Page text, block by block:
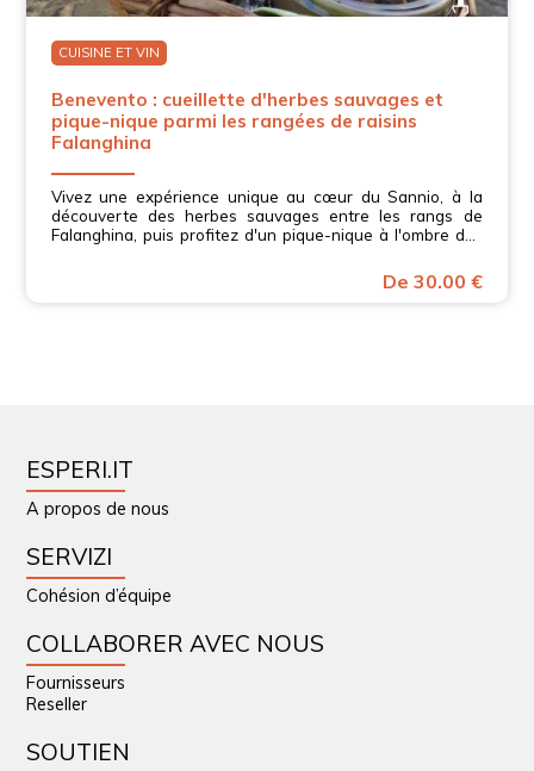
CUISINE ET VIN
Benevento : cueillette d'herbes sauvages et
pique-nique parmi les rangées de raisins
Falanghina
Vivez une expérience unique au cœur du Sannio, à la
découverte des herbes sauvages entre les rangs de
Falanghina, puis profitez d'un pique-nique à l'ombre des
De 30.00 €
ESPERI.IT
A propos de nous
SERVIZI
Cohésion d’équipe
COLLABORER AVEC NOUS
Fournisseurs
Reseller
SOUTIEN